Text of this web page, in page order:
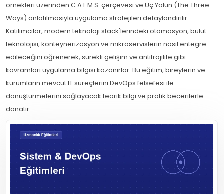
örnekleri üzerinden C.A.L.M.S. çerçevesi ve Üç Yolun (The Three
Ways) anlatılmasıyla uygulama stratejileri detaylandırılır.
Katılımcılar, modern teknoloji stack'lerindeki otomasyon, bulut
teknolojisi, konteynerizasyon ve mikroservislerin nasıl entegre
edileceğini öğrenerek, sürekli gelişim ve antifrajilite gibi
kavramları uygulama bilgisi kazanırlar. Bu eğitim, bireylerin ve
kurumların mevcut IT süreçlerini DevOps felsefesi ile
dönüştürmelerini sağlayacak teorik bilgi ve pratik becerilerle
donatır.